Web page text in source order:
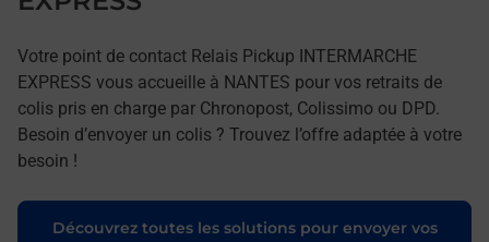
Votre point de contact Relais Pickup INTERMARCHE
EXPRESS vous accueille à NANTES pour vos retraits de
colis pris en charge par Chronopost, Colissimo ou DPD.
Besoin d’envoyer un colis ? Trouvez l’offre adaptée à votre
besoin !
Découvrez toutes les solutions pour envoyer vos